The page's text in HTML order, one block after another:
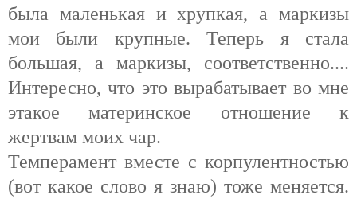
была маленькая и хрупкая, а маркизы
мои были крупные. Теперь я стала
большая, а маркизы, соответственно....
Интересно, что это вырабатывает во мне
этакое материнское отношение к
жертвам моих чар.
Темперамент вместе с корпулентностью
(вот какое слово я знаю) тоже меняется.